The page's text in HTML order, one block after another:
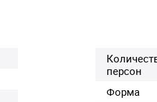
персон
Форма